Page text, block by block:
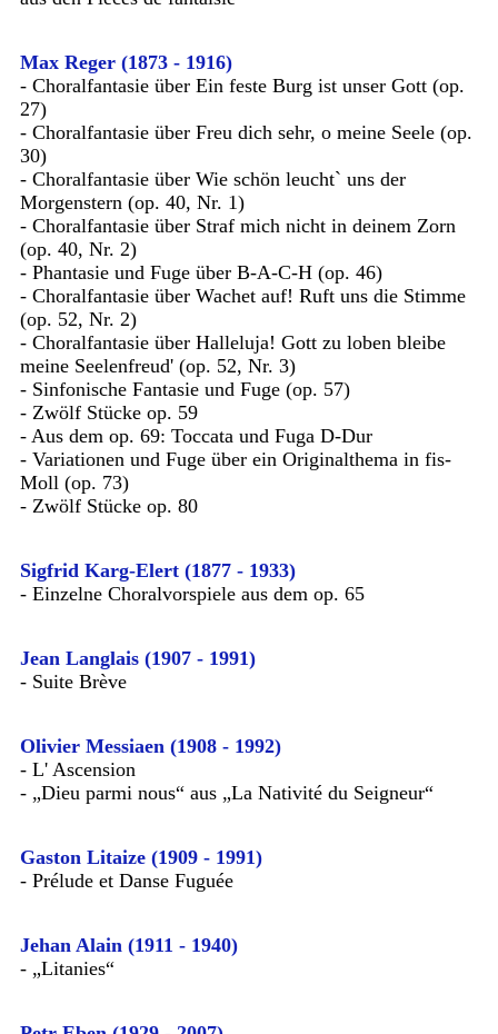
Max Reger (1873 - 1916)
- Choralfantasie über Ein feste Burg ist unser Gott (op.
27)
- Choralfantasie über Freu dich sehr, o meine Seele (op.
30)
- Choralfantasie über Wie schön leucht` uns der
Morgenstern (op. 40, Nr. 1)
- Choralfantasie über Straf mich nicht in deinem Zorn
(op. 40, Nr. 2)
- Phantasie und Fuge über B-A-C-H (op. 46)
- Choralfantasie über Wachet auf! Ruft uns die Stimme
(op. 52, Nr. 2)
- Choralfantasie über Halleluja! Gott zu loben bleibe
meine Seelenfreud' (op. 52, Nr. 3)
- Sinfonische Fantasie und Fuge (op. 57)
- Zwölf Stücke op. 59
- Aus dem op. 69: Toccata und Fuga D-Dur
- Variationen und Fuge über ein Originalthema in fis-
Moll (op. 73)
- Zwölf Stücke op. 80
Sigfrid Karg-Elert (1877 - 1933)
- Einzelne Choralvorspiele aus dem op. 65
Jean Langlais (1907 - 1991)
- Suite Brève
Olivier Messiaen (1908 - 1992)
- L' Ascension
- „Dieu parmi nous“ aus „La Nativité du Seigneur“
Gaston Litaize (1909 - 1991)
- Prélude et Danse Fuguée
Jehan Alain (1911 - 1940)
- „Litanies“